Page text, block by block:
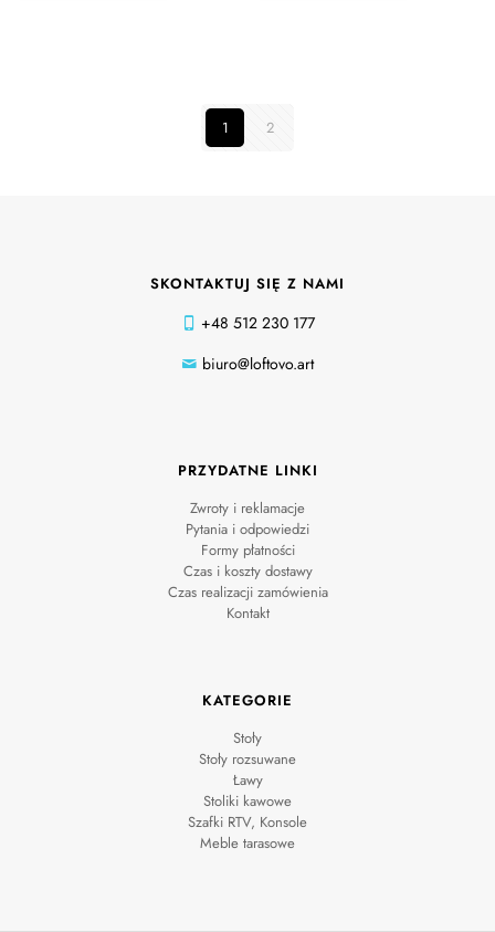
1 2
SKONTAKTUJ SIĘ Z NAMI
+48 512 230 177
biuro@loftovo.art
PRZYDATNE LINKI
Zwroty i reklamacje
Pytania i odpowiedzi
Formy płatności
Czas i koszty dostawy
Czas realizacji zamówienia
Kontakt
KATEGORIE
Stoły
Stoły rozsuwane
Ławy
Stoliki kawowe
Szafki RTV, Konsole
Meble tarasowe